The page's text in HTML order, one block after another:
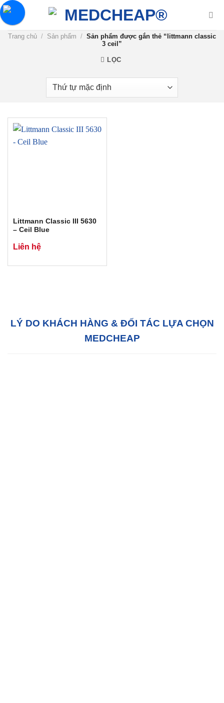
Chuyển
đến
nội
Trang chủ / Sản phẩm / Sản phẩm được gắn thẻ “littmann classic
3 ceil”
LỌC
Littmann Classic III 5630
– Ceil Blue
Liên hệ
LÝ DO KHÁCH HÀNG & ĐỐI TÁC LỰA CHỌN
MEDCHEAP